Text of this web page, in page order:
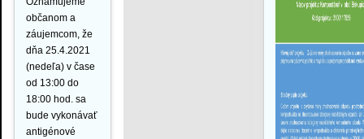
občanom a
záujemcom, že
dňa 25.4.2021
(nedeľa) v čase
od 13:00 do
18:00 hod. sa
bude vykonávať
antigénové